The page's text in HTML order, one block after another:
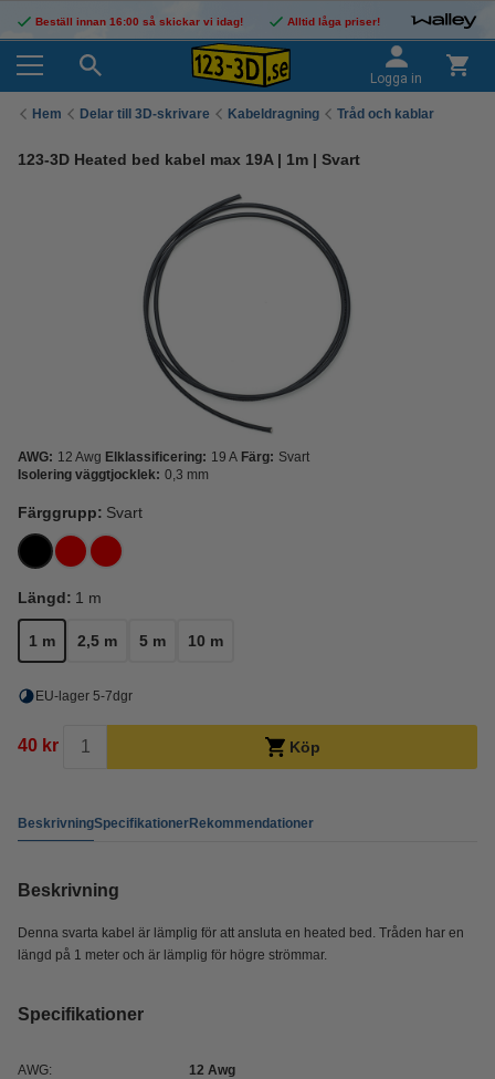
Beställ innan 16:00 så skickar vi idag! Alltid låga priser!
Logga in
Hem Delar till 3D-skrivare Kabeldragning Tråd och kablar
123-3D Heated bed kabel max 19A | 1m | Svart
AWG: 12 Awg Elklassificering: 19 A Färg: Svart
Isolering väggtjocklek: 0,3 mm
Färggrupp: Svart
Längd: 1 m
1 m 2,5 m 5 m 10 m
EU-lager 5-7dgr
40 kr Köp
BeskrivningSpecifikationerRekommendationer
Beskrivning
Denna svarta kabel är lämplig för att ansluta en heated bed. Tråden har en
längd på 1 meter och är lämplig för högre strömmar.
Specifikationer
AWG: 12 Awg